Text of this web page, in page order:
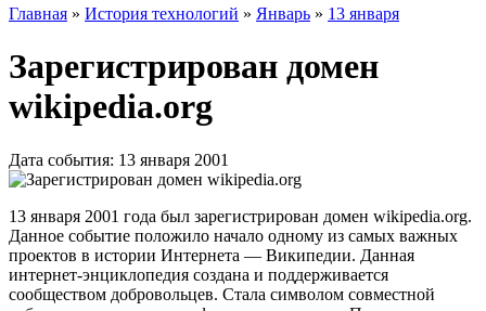
Главная » История технологий » Январь » 13 января
Зарегистрирован домен
wikipedia.org
Дата события: 13 января 2001
13 января 2001 года был зарегистрирован домен wikipedia.org.
Данное событие положило начало одному из самых важных
проектов в истории Интернета — Википедии. Данная
интернет-энциклопедия создана и поддерживается
сообществом добровольцев. Стала символом совместной